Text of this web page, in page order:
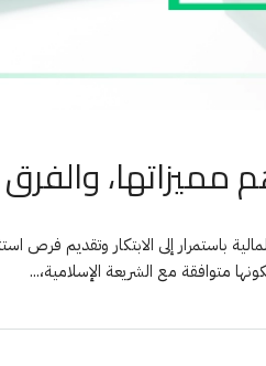
والفرق
باستمرار إلى الابتكار وتقديم
متوافقة مع الشريعة الإسلامية،...